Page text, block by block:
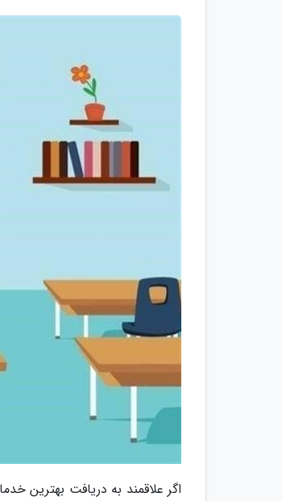
اگر علاقمند به دریافت بهترین